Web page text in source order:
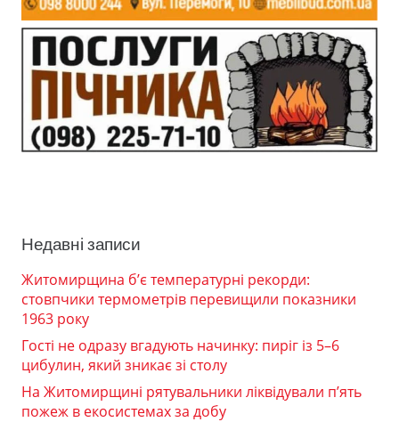
Недавні записи
Житомирщина б’є температурні рекорди:
стовпчики термометрів перевищили показники
1963 року
Гості не одразу вгадують начинку: пиріг із 5–6
цибулин, який зникає зі столу
На Житомирщині рятувальники ліквідували п’ять
пожеж в екосистемах за добу